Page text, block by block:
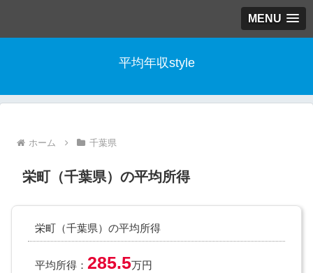
MENU
平均年収style
ホーム 千葉県
栄町（千葉県）の平均所得
栄町（千葉県）の平均所得
平均所得： 285.5万円